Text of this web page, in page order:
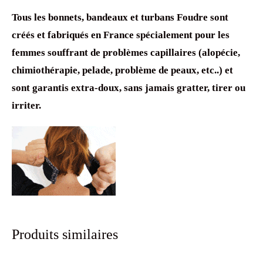
Tous les bonnets, bandeaux et turbans Foudre sont
créés et fabriqués en France spécialement pour les
femmes souffrant de problèmes capillaires (alopécie,
chimiothérapie, pelade, problème de peaux, etc..) et
sont garantis extra-doux, sans jamais gratter, tirer ou
irriter.
Produits similaires